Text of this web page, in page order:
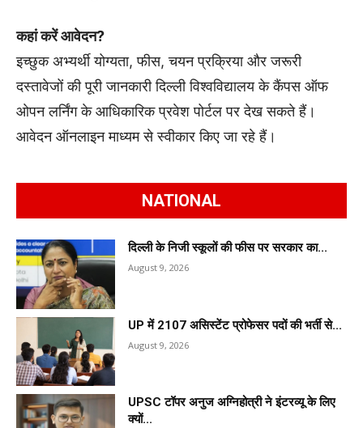
कहां करें आवेदन?
इच्छुक अभ्यर्थी योग्यता, फीस, चयन प्रक्रिया और जरूरी
दस्तावेजों की पूरी जानकारी दिल्ली विश्वविद्यालय के कैंपस ऑफ
ओपन लर्निंग के आधिकारिक प्रवेश पोर्टल पर देख सकते हैं।
आवेदन ऑनलाइन माध्यम से स्वीकार किए जा रहे हैं।
NATIONAL
दिल्ली के निजी स्कूलों की फीस पर सरकार का...
August 9, 2026
UP में 2107 असिस्टेंट प्रोफेसर पदों की भर्ती से...
August 9, 2026
UPSC टॉपर अनुज अग्निहोत्री ने इंटरव्यू के लिए
क्यों...